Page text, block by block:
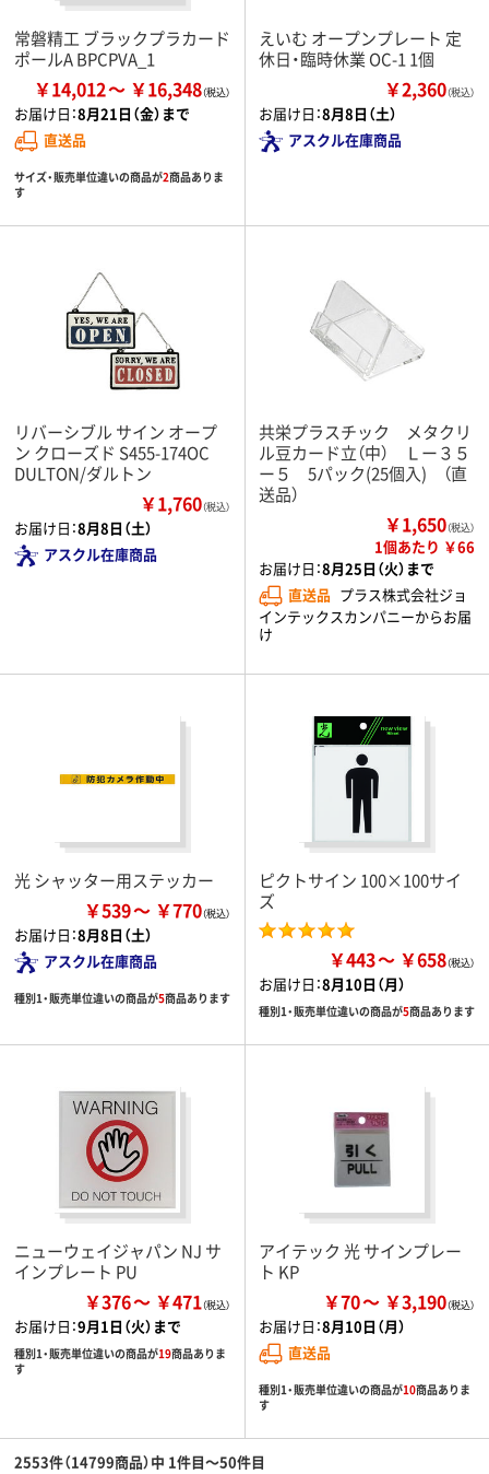
常磐精工 ブラックプラカード
ポールA BPCPVA_1
￥14,012 ￥16,348
お届け日：8月21日（金）まで
直送品
サイズ・販売単位違いの商品が2商品ありま
す
えいむ オープンプレート 定
休日・臨時休業 OC-1 1個
￥2,360（税込）
お届け日：8月8日（土）
アスクル在庫商品
リバーシブル サイン オープ
ン クローズド S455-174OC
DULTON/ダルトン
￥1,760（税込）
お届け日：8月8日（土）
アスクル在庫商品
共栄プラスチック メタクリ
ル豆カード立（中） Ｌー３５
ー５ 5パック(25個入) （直
送品）
￥1,650（税込）
1個あたり ￥66
お届け日：8月25日（火）まで
直送品 プラス株式会社ジョ
インテックスカンパニーからお届
け
光 シャッター用ステッカー
￥539 ￥770
お届け日：8月8日（土）
アスクル在庫商品
種別1・販売単位違いの商品が5商品あります
ピクトサイン 100×100サイ
ズ
￥443 ￥658
お届け日：8月10日（月）
種別1・販売単位違いの商品が5商品あります
ニューウェイジャパン NJ サ
インプレート PU
￥376 ￥471
お届け日：9月1日（火）まで
種別1・販売単位違いの商品が19商品ありま
す
アイテック 光 サインプレー
ト KP
￥70 ￥3,190
お届け日：8月10日（月）
直送品
種別1・販売単位違いの商品が10商品ありま
す
2553件（14799商品）中 1件目～50件目